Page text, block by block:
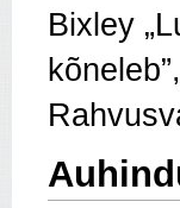
Bixley